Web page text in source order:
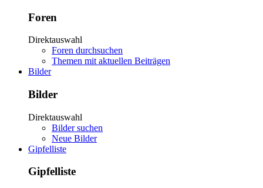
Foren
Direktauswahl
Foren durchsuchen
Themen mit aktuellen Beiträgen
Bilder
Bilder
Direktauswahl
Bilder suchen
Neue Bilder
Gipfelliste
Gipfelliste